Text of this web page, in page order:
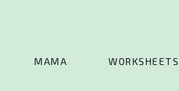
MAMA WORKSHEETS